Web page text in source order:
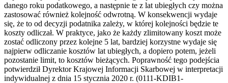
danego roku podatkowego, a następnie te z lat ubiegłych czy można
zastosować również kolejność odwrotną. W konsekwencji wydaje
się, że to od decyzji podatnika zależy, w której kolejności będzie te
koszty odliczał. W praktyce, jako że każdy zlimitowany koszt może
zostać odliczony przez kolejne 5 lat, bardziej korzystne wydaje się
najpierw odliczanie kosztów lat ubiegłych, a dopiero potem, jeżeli
pozostanie limit, to kosztów bieżących. Poprawność tego podejścia
potwierdził Dyrektor Krajowej Informacji Skarbowej w interpretacji
indywidualnej z dnia 15 stycznia 2020 r. (0111-KDIB1-